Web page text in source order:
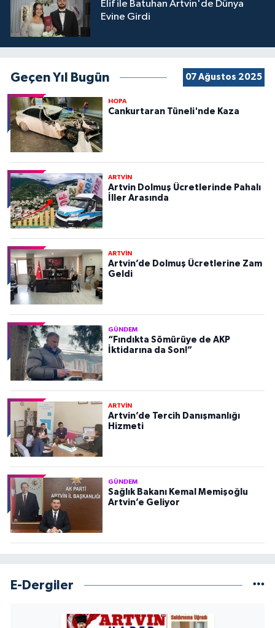
Elif ile Batuhan Artvin'de Dünya
Evine Girdi
Geçen Yıl Bugün 07 Ağustos 2025
HOPA
Cankurtaran Tüneli'nde Kaza
ARTVİN
Artvin Dolmuş Ücretlerinde Pahalı
İller Arasında
ARTVİN
Artvin’de Dolmuş Ücretlerine Zam
Geldi
GÜNDEM
“Fındıkta Sömürüye de AKP
İktidarına da Son!”
ARTVİN
Artvin’de Tercih Danışmanlığı
Hizmeti
GÜNDEM
Sağlık Bakanı Kemal Memişoğlu
Artvin’e Geliyor
E-Dergiler